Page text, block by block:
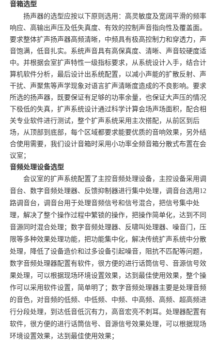
音箱选型
扬声器的选型应按以下原则选用：高灵敏度及宽阔平滑的频率
响应、高输出声压及低失真度、有效的控制声音指向性及覆盖面。
要求整体扩声扬声器高频清晰，中频具有极高控制力和穿透力，声
音饱满，低音扎实。系统声音具有高保真度、清晰、声音较硬度适
中。并根据会室扩声特性一级指标要求，从系统设计入手，结合计
算机软件分析，最后设计出系统配置，以减小声能的扩散反射、声
干扰、声聚焦等声学现象对语言扩声清晰度造成的不良影响。要求
所选的扬声器，既要保证有足够的功率余量，也保证大声压的情况
下极低的失真，扩声系统设计通过科学计算会场声场面积，配合相
关专业软件进行测试，整个扩声系统采用主次搭配，从前区到后
场，从顶部到底部，每个区域都要求能要优质的音响效果，另外结
合使用需要，我们设计音箱时采用小功率全频音箱分散式布置在会
议室；
音频处理设备选型
会议室的扩声系统配置了主控音频处理设备，主控设备采用调
音台、数字音频处理器、反馈抑制器进行集中处理，调音台选用 12
路调音台，调音台用于处理音频信号和信号混合，把信号集中处
理，解决了整个操作过程中繁锁的操作，把操作简单化，达到不同
音源同时混合处理；数字音频处理器、反啸叫处理器、噪音门，压
限等多种效果处理功能，把功能集中化，解决传统扩声系统中分散
处理，降低了设备造价和过多设备引起噪音，阻抗不匹配等问题，
数字音频处理器配置有软件，很方便的进行话筒信号、音源信号效
果处理，可以根据现场环境设置效果，达到最佳使用效果，整个操
作可以采用软件设置，简单明了；数字音频处理器主要是处理音频
的音色，对音频的低频、中低频、中频、中高频、高频、超高频进
行分段处理，到达低音低沉有力，高音宏亮不刺耳。处理器配置有
软件，很方便的进行话筒信号、音源信号效果处理，可以根据现场
环境设置效果，达到最佳使用效果；